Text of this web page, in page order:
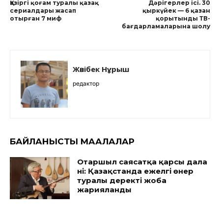
Қазіргі қоғам туралы қазақ
сериалдары жасап
отырған 7 миф
Дәрігерлер ісі. 30
қыркүйек — 6 қазан
қорытынды ТВ-
бағдарламаларына шолу
Жәнібек Нұрыш
редактор
БАЙЛАНЫСТЫ МАҚАЛАЛАР
Отаршыл саясатқа қарсы дала
үні: Қазақстанда ежелгі өнер
туралы деректі жоба
жарияланды